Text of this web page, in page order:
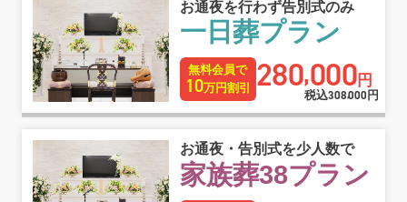
お通夜を行わず告別式のみ
一日葬プラン
無料会員で
10万円割引 280,000円
税込308,000円
お通夜・告別式を少人数で
家族葬38プラン